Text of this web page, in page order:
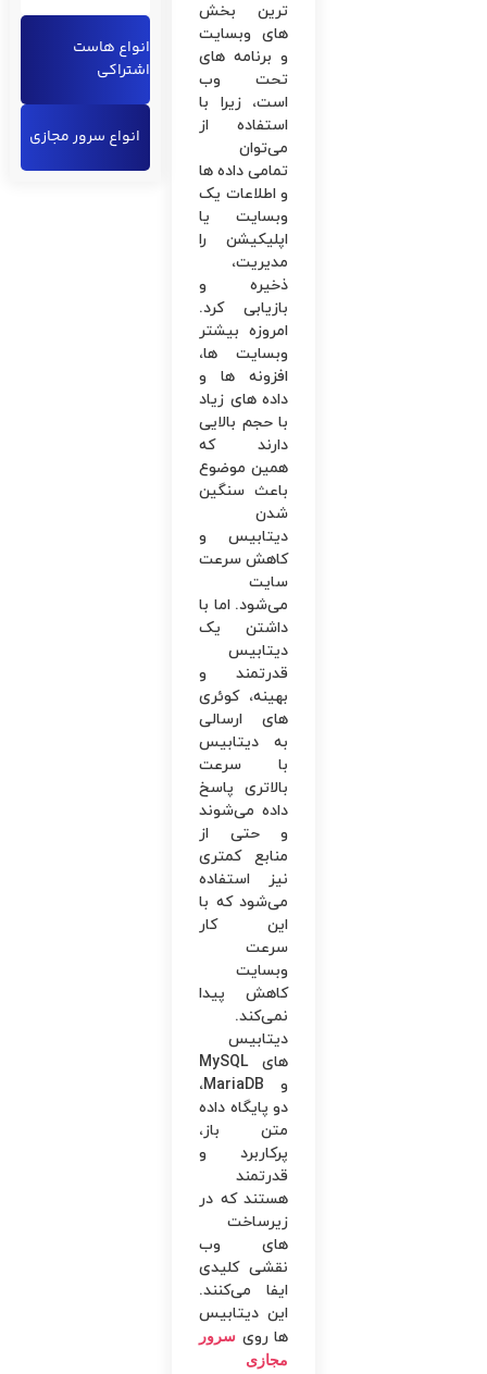
ترین بخش
های وبسایت
و برنامه های
تحت وب
است، زیرا با
استفاده از
می‌توان
تمامی داده ها
و اطلاعات یک
وبسایت یا
اپلیکیشن را
مدیریت،
ذخیره و
بازیابی کرد.
امروزه بیشتر
وبسایت ها،
افزونه ها و
داده های زیاد
با حجم بالایی
دارند که
همین موضوع
باعث سنگین
شدن
دیتابیس و
کاهش سرعت
سایت
می‌شود. اما با
داشتن یک
دیتابیس
قدرتمند و
بهینه، کوئری
های ارسالی
به دیتابیس
با سرعت
بالاتری پاسخ
داده می‌شوند
و حتی از
منابع کمتری
نیز استفاده
می‌شود که با
این کار
سرعت
وبسایت
کاهش پیدا
نمی‌کند.
دیتابیس
های MySQL
و MariaDB،
دو پایگاه داده
متن باز،
پرکاربرد و
قدرتمند
هستند که در
زیرساخت
های وب
نقشی کلیدی
ایفا می‌کنند.
این دیتابیس
ها روی سرور
مجازی
انواع هاست
اشتراکی
انواع سرور مجازی